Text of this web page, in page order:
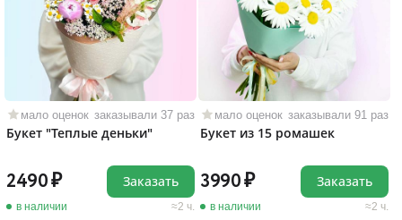
мало оценок заказывали 37 раз
Букет "Теплые деньки"
2490
в наличии 2 ч.
Заказать
мало оценок заказывали 91 раз
Букет из 15 ромашек
3990
в наличии 2 ч.
Заказать